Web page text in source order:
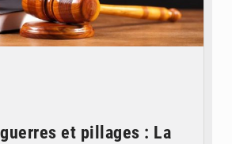
et pillages : La